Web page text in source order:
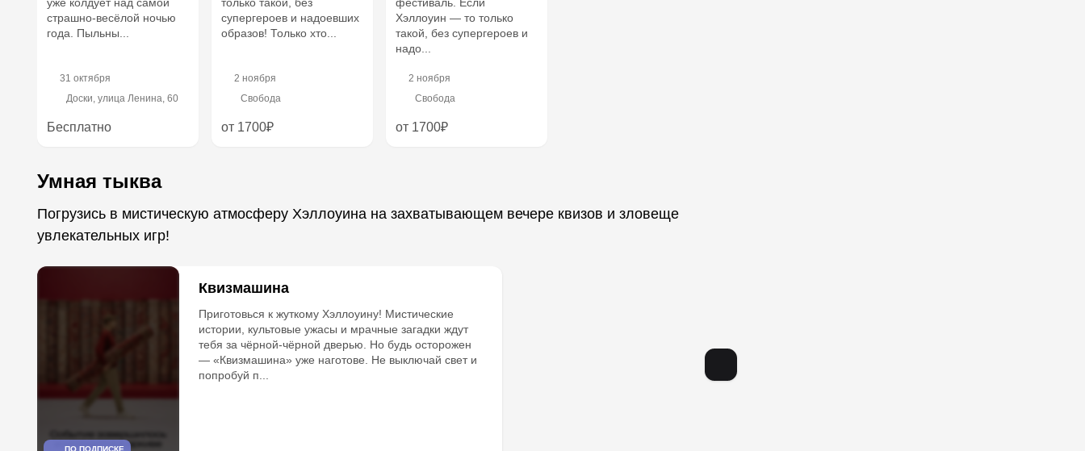
страшно-весёлой ночью
года. Пыльны...
31 октября
Доски, улица Ленина, 60
Бесплатно
супергероев и надоевших
образов! Только хто...
2 ноября
Свобода
от 1700₽
Хэллоуин — то только
такой, без супергероев и
надо...
2 ноября
Свобода
от 1700₽
Умная тыква
Погрузись в мистическую атмосферу Хэллоуина на захватывающем вечере квизов и зловеще
увлекательных игр!
Квизмашина
Приготовься к жуткому Хэллоуину! Мистические
истории, культовые ужасы и мрачные загадки ждут
тебя за чёрной-чёрной дверью. Но будь осторожен
— «Квизмашина» уже наготове. Не выключай свет и
попробуй п...